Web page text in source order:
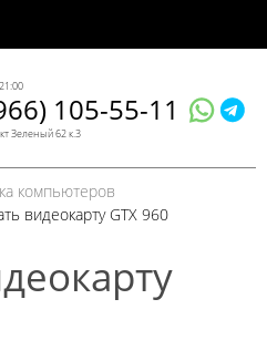
105-55-11
Зеленый 62 к.3
компьютеров
видеокарту GTX 960